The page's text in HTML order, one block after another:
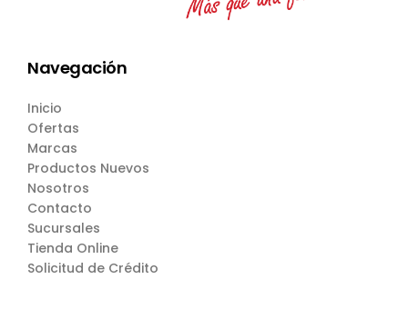
Navegación
Inicio
Ofertas
Marcas
Productos Nuevos
Nosotros
Contacto
Sucursales
Tienda Online
Solicitud de Crédito